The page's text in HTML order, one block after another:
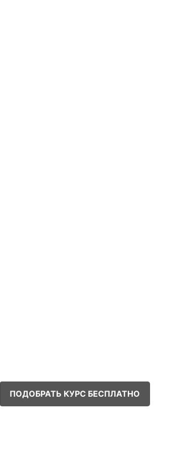
ПОДОБРАТЬ КУРС БЕСПЛАТНО